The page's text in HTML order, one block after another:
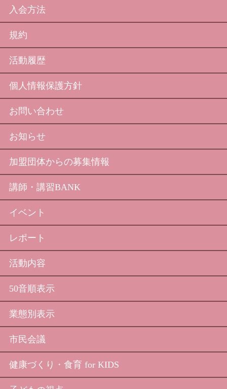
入会方法
規約
活動履歴
個人情報保護方針
お問い合わせ
お知らせ
加盟団体からの募集情報
講師・講習BANK
イベント
レポート
活動内容
50音順表示
業態別表示
市民会議
健康づくり・食育 for KIDS